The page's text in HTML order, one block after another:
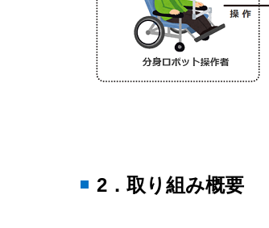
2．取り組み概要